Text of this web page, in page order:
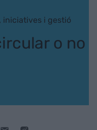
iniciatives i gestió
o no